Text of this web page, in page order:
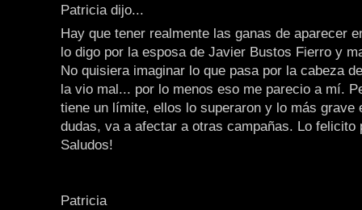
Patricia dijo...
Hay que tener realmente las ganas de aparecer
lo digo por la esposa de Javier Bustos Fierro y
No quisiera imaginar lo que pasa por la cabeza
la vio mal... por lo menos eso me parecio a mí.
tiene un límite, ellos lo superaron y lo más grave
dudas, va a afectar a otras campañas. Lo felicito
Saludos!
Patricia